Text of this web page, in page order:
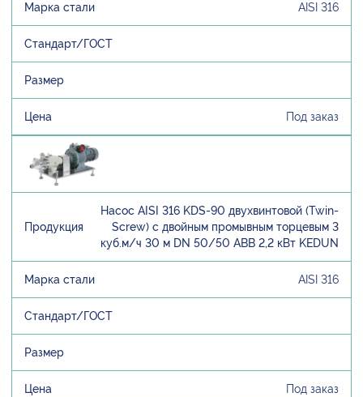
AISI 316
Под заказ
Насос AISI 316 KDS-90 двухвинтовой (Twin-
Screw) с двойным промывным торцевым 3
куб.м/ч 30 м DN 50/50 ABB 2,2 кВт KEDUN
AISI 316
Под заказ